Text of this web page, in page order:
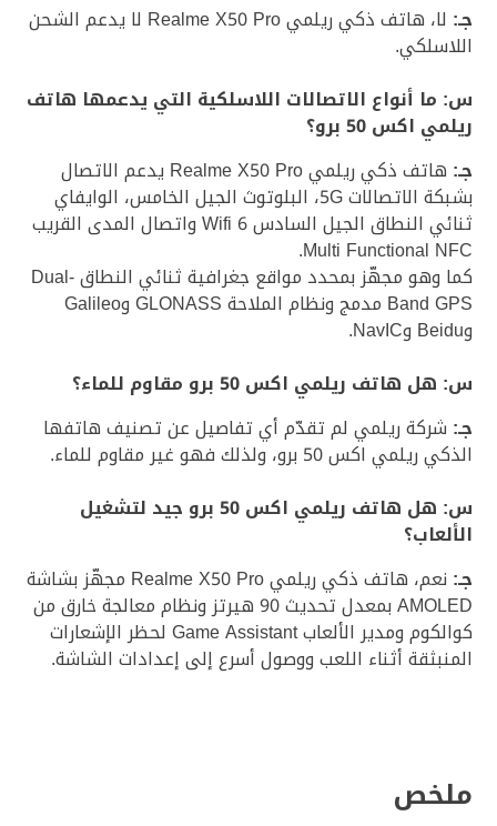
جـ:
لا، هاتف ذكي ريلمي Realme X50 Pro لا يدعم الشحن
اللاسلكي.
س: ما أنواع الاتصالات اللاسلكية التي يدعمها هاتف
ريلمي اكس 50 برو؟
جـ:
هاتف ذكي ريلمي Realme X50 Pro يدعم الاتصال
بشبكة الاتصالات 5G، البلوتوث الجيل الخامس، الوايفاي
ثنائي النطاق الجيل السادس Wifi 6 واتصال المدى القريب
Multi Functional NFC.
كما وهو مجهّز بمحدد مواقع جغرافية ثنائي النطاق Dual-
Band GPS مدمج ونظام الملاحة GLONASS وGalileo
وBeidu وNavIC.
س: هل هاتف ريلمي اكس 50 برو مقاوم للماء؟
جـ: شركة ريلمي لم تقدّم أي تفاصيل عن تصنيف هاتفها
الذكي ريلمي اكس 50 برو، ولذلك فهو غير مقاوم للماء.
س: هل هاتف ريلمي اكس 50 برو جيد لتشغيل
الألعاب؟
جـ:
نعم، هاتف ذكي ريلمي Realme X50 Pro مجهّز بشاشة
AMOLED بمعدل تحديث 90 هيرتز ونظام معالجة خارق من
كوالكوم ومدير الألعاب Game Assistant لحظر الإشعارات
المنبثقة أثناء اللعب ووصول أسرع إلى إعدادات الشاشة.
ملخص